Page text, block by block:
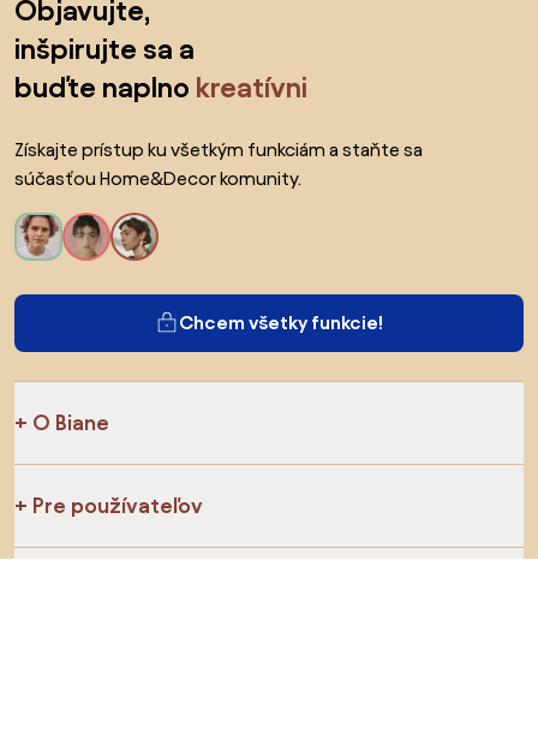
Objavujte,
inšpirujte sa a
buďte naplno kreatívni
Získajte prístup ku všetkým funkciám a staňte sa
súčasťou Home&Decor komunity.
Chcem všetky funkcie!
O Biane
Pre používateľov